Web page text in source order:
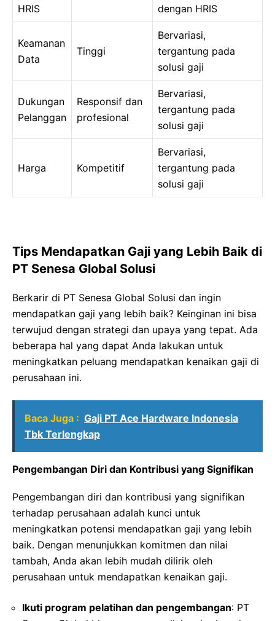
HRIS
dengan HRIS
Keamanan
Data
Tinggi
Bervariasi,
tergantung pada
solusi gaji
Dukungan
Pelanggan
Responsif dan
profesional
Bervariasi,
tergantung pada
solusi gaji
Harga Kompetitif
Bervariasi,
tergantung pada
solusi gaji
Tips Mendapatkan Gaji yang Lebih Baik di
PT Senesa Global Solusi
Berkarir di PT Senesa Global Solusi dan ingin
mendapatkan gaji yang lebih baik? Keinginan ini bisa
terwujud dengan strategi dan upaya yang tepat. Ada
beberapa hal yang dapat Anda lakukan untuk
meningkatkan peluang mendapatkan kenaikan gaji di
perusahaan ini.
Baca Juga : Gaji PT Ace Hardware Indonesia
Tbk Terlengkap
Pengembangan Diri dan Kontribusi yang Signifikan
Pengembangan diri dan kontribusi yang signifikan
terhadap perusahaan adalah kunci untuk
meningkatkan potensi mendapatkan gaji yang lebih
baik. Dengan menunjukkan komitmen dan nilai
tambah, Anda akan lebih mudah dilirik oleh
perusahaan untuk mendapatkan kenaikan gaji.
Ikuti program pelatihan dan pengembangan: PT